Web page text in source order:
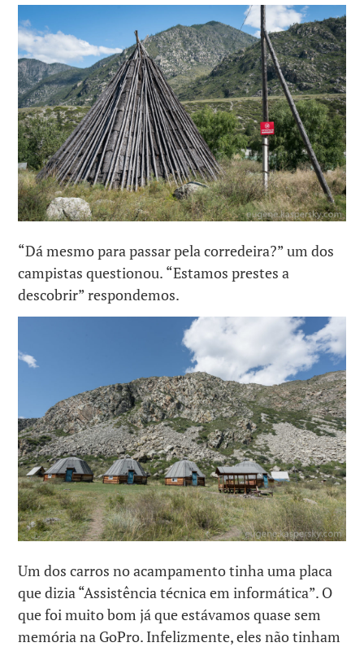
“Dá mesmo para passar pela corredeira?” um dos
campistas questionou. “Estamos prestes a
descobrir” respondemos.
Um dos carros no acampamento tinha uma placa
que dizia “Assistência técnica em informática”. O
que foi muito bom já que estávamos quase sem
memória na GoPro. Infelizmente, eles não tinham